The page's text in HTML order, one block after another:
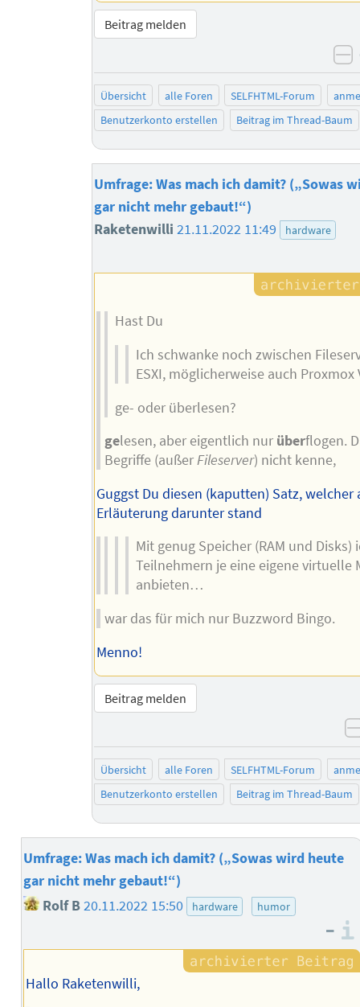
Beitrag melden
Übersicht alle Foren SELFHTML-Forum
Benutzerkonto erstellen
Beitrag im Thread-Baum
Umfrage: Was mach ich damit? („Sowas
gar nicht mehr gebaut!“)
Raketenwilli21.11.2022 11:49 hardware
Hast Du
Ich schwanke noch zwischen
ESXI, möglicherweise auch Proxmox
ge- oder überlesen?
gelesen, aber eigentlich nur überflogen.
Begriffe (außerFileserver) nicht kenne,
Guggst Du diesen (kaputten) Satz, welcher
Erläuterung darunter stand
Mit genug Speicher (RAM und Disks)
Teilnehmern je eine eigene virtuelle
anbieten…
war das für mich nur Buzzword Bingo.
Menno!
Beitrag melden
Übersicht alle Foren SELFHTML-Forum
Benutzerkonto erstellen
Beitrag im Thread-Baum
Umfrage: Was mach ich damit? („Sowas wird heute
gar nicht mehr gebaut!“)
Rolf B20.11.2022 15:50 hardware humor
–
Hallo Raketenwilli,